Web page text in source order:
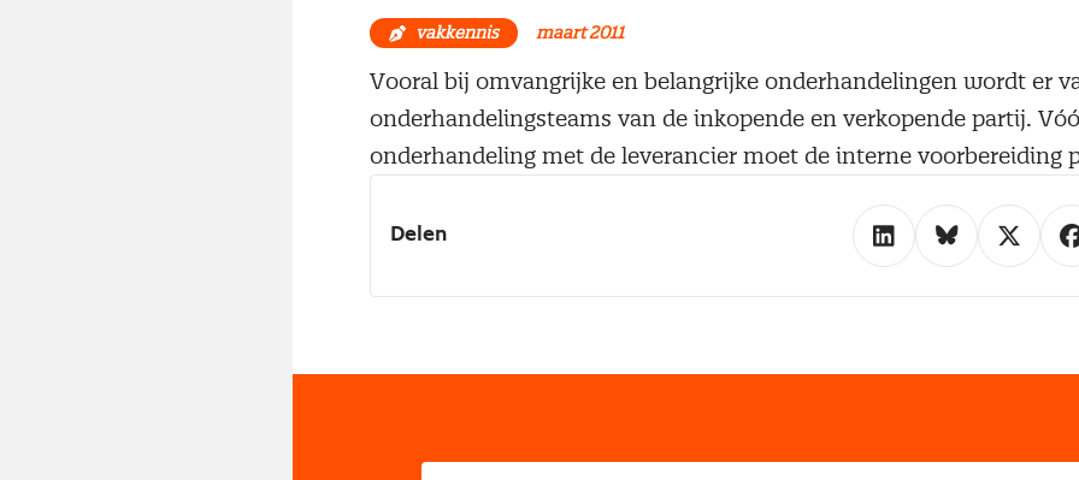
vakkennis maart 2011
Vooral bij omvangrijke en belangrijke onderhandelingen wordt er
onderhandelingsteams van de inkopende en verkopende partij.
onderhandeling met de leverancier moet de interne voorbereiding
Delen